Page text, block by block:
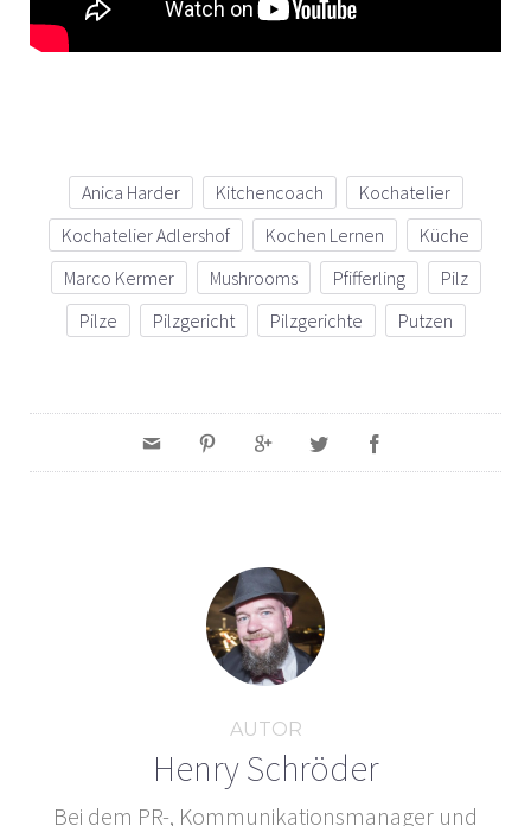
Anica Harder Kitchencoach
Kochatelier
Kochatelier Adlershof
Kochen Lernen
Küche
Marco Kermer
Mushrooms Pfifferling
Pilz
Pilze
Pilzgericht Pilzgerichte Putzen
AUTOR
Henry Schröder
Bei dem PR-, Kommunikationsmanager und